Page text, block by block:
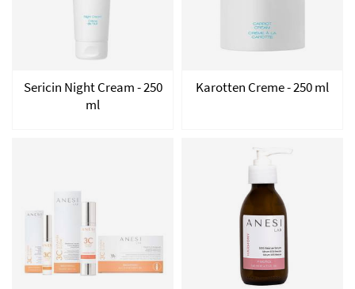
Sericin Night Cream - 250
ml
Karotten Creme - 250 ml